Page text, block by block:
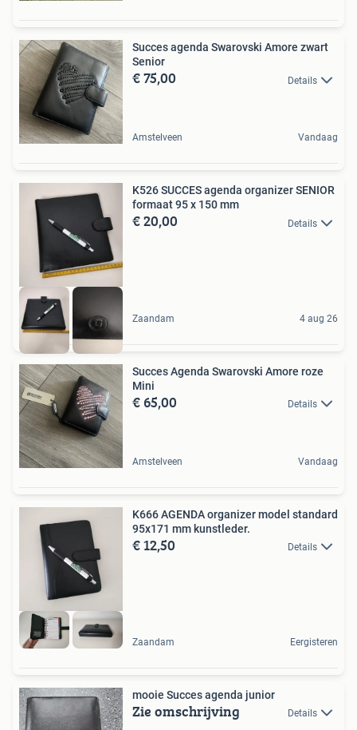
Succes agenda Swarovski Amore zwart
Senior
€ 75,00 Details
Amstelveen Vandaag
K526 SUCCES agenda organizer SENIOR
formaat 95 x 150 mm
€ 20,00 Details
Zaandam 4 aug 26
Succes Agenda Swarovski Amore roze
Mini
€ 65,00 Details
Amstelveen Vandaag
K666 AGENDA organizer model standard
95x171 mm kunstleder.
€ 12,50 Details
Zaandam Eergisteren
mooie Succes agenda junior
Zie omschrijving Details